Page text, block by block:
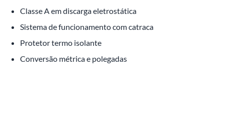
Classe A em discarga eletrostática
Sistema de funcionamento com catraca
Protetor termo isolante
Conversão métrica e polegadas